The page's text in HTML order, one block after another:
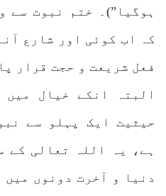
ہوگیا”)۔ ختم نبوت سے
کہ اب کوئی اور شارع
فعل شریعت و حجت قرار
البتہ انکے خیال میں
حیثیت ایک پہلو سے
ہے، یہ اللہ تعالی کے
دنیا و آخرت دونوں میں